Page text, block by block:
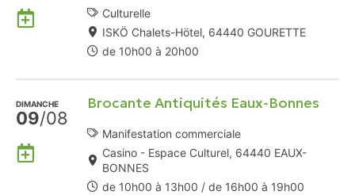
Culturelle
ISKÖ Chalets-Hötel, 64440 GOURETTE
de 10h00 à 20h00
Ajouter
Agenda
Google
DIMANCHE
09/08
Brocante Antiquités Eaux-Bonnes
Manifestation commerciale
Casino - Espace Culturel, 64440 EAUX-
BONNES
de 10h00 à 13h00 / de 16h00 à 19h00
Ajouter